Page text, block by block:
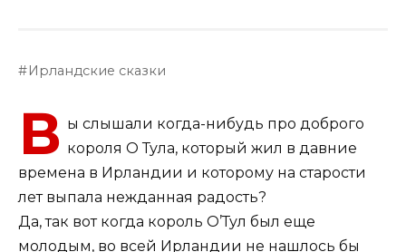
Ирландские сказки
В ы слышали когда-нибудь про доброго
короля О Тула, который жил в давние
времена в Ирландии и которому на старости
лет выпала нежданная радость?
Да, так вот когда король О’Тул был еще
молодым, во всей Ирландии не нашлось бы